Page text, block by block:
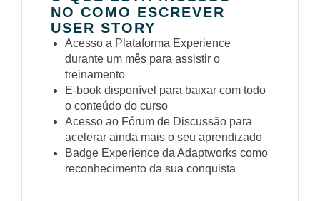
NO COMO ESCREVER
USER STORY
Acesso a Plataforma Experience
durante um mês para assistir o
treinamento
E-book disponível para baixar com todo
o conteúdo do curso
Acesso ao Fórum de Discussão para
acelerar ainda mais o seu aprendizado
Badge Experience da Adaptworks como
reconhecimento da sua conquista